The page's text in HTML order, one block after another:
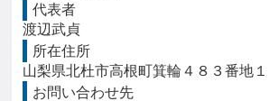
代表者
渡辺武貞
所在住所
山梨県北杜市高根町箕輪４８３番地１
お問い合わせ先